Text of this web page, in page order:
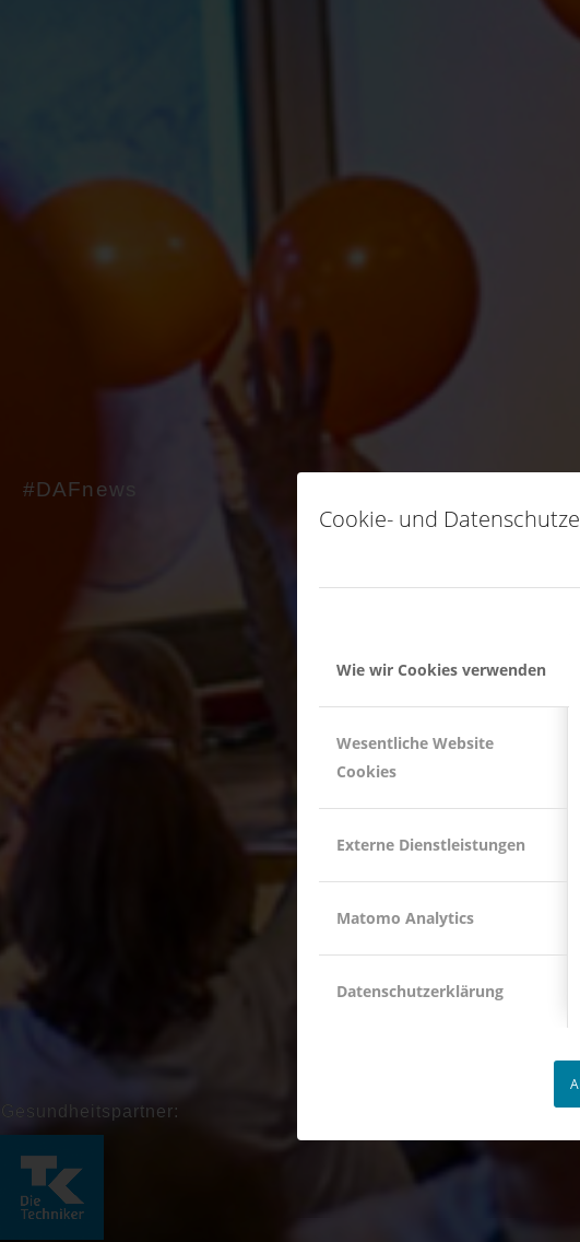
Cookie- und
Wie wir Cookies verwenden
Wesentliche Website
Cookies
Externe Dienstleistungen
Matomo Analytics
Datenschutzerklärung
Gesundheitspartner:
#DAFnews